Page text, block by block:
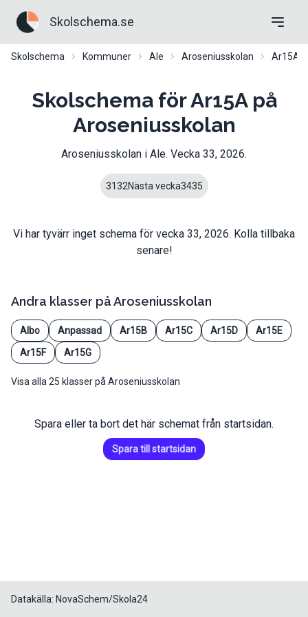
Skolschema.se
Skolschema Kommuner Ale Aroseniusskolan Ar15A
Skolschema för Ar15A på
Aroseniusskolan
Aroseniusskolan i Ale. Vecka 33, 2026.
3132Nästa vecka3435
Vi har tyvärr inget schema för vecka 33, 2026. Kolla tillbaka
senare!
Andra klasser påAroseniusskolan
Albo Anpassad Ar15B Ar15C Ar15D
Ar15E
Ar15F
Ar15G
Visa alla 25 klasser på Aroseniusskolan
Spara eller ta bort det här schemat från startsidan.
Spara till startsidan
Datakälla: NovaSchem/Skola24